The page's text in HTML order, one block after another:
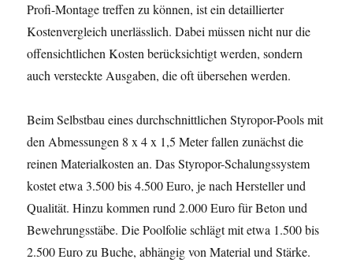
Profi-Montage treffen zu können, ist ein detaillierter
Kostenvergleich unerlässlich. Dabei müssen nicht nur die
offensichtlichen Kosten berücksichtigt werden, sondern
auch versteckte Ausgaben, die oft übersehen werden.
Beim Selbstbau eines durchschnittlichen Styropor-Pools mit
den Abmessungen 8 x 4 x 1,5 Meter fallen zunächst die
reinen Materialkosten an. Das Styropor-Schalungssystem
kostet etwa 3.500 bis 4.500 Euro, je nach Hersteller und
Qualität. Hinzu kommen rund 2.000 Euro für Beton und
Bewehrungsstäbe. Die Poolfolie schlägt mit etwa 1.500 bis
2.500 Euro zu Buche, abhängig von Material und Stärke.